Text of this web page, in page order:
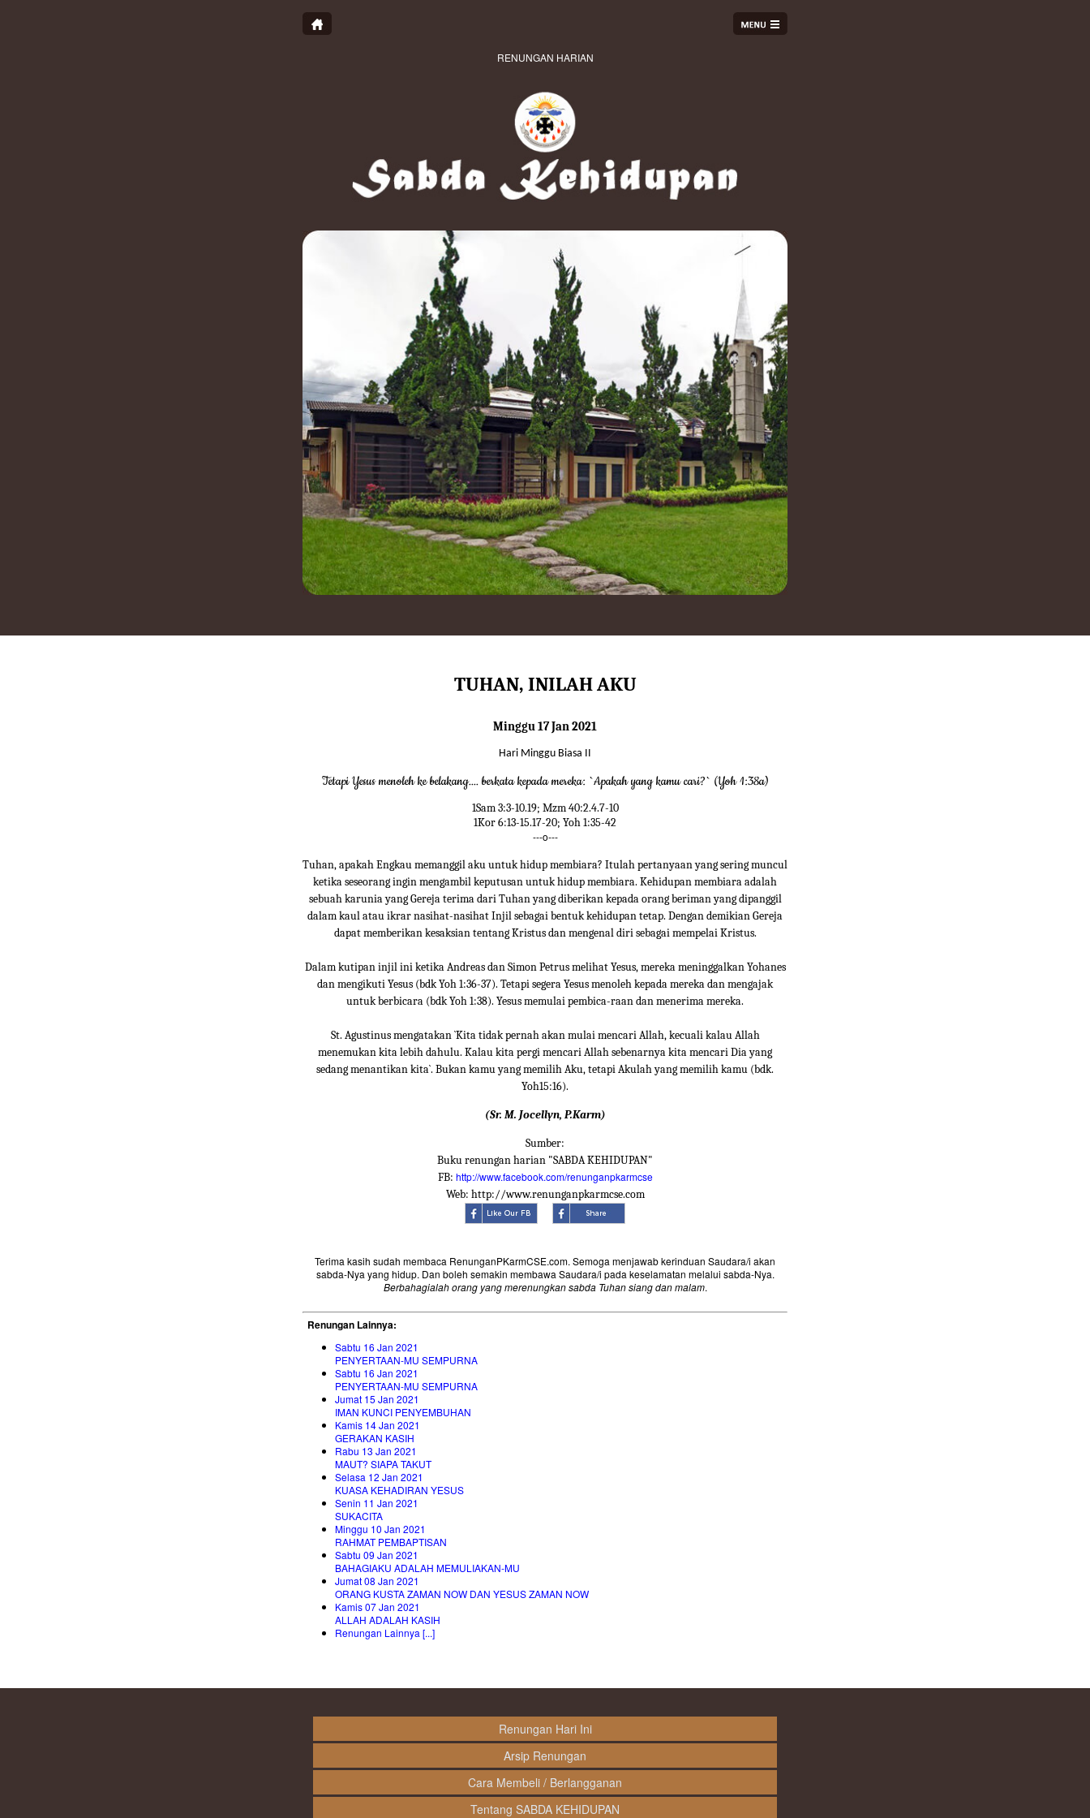
RENUNGAN HARIAN
TUHAN, INILAH AKU
Minggu 17 Jan 2021
Hari Minggu Biasa II
Tetapi Yesus menoleh ke belakang.... berkata kepada mereka: `Apakah yang kamu cari?` (Yoh 1:38a)
1Sam 3:3-10.19; Mzm 40:2.4.7-10
1Kor 6:13-15.17-20; Yoh 1:35-42
---o---
Tuhan, apakah Engkau memanggil aku untuk hidup membiara? Itulah pertanyaan yang sering muncul
ketika seseorang ingin mengambil keputusan untuk hidup membiara. Kehidupan membiara adalah
sebuah karunia yang Gereja terima dari Tuhan yang diberikan kepada orang beriman yang dipanggil
dalam kaul atau ikrar nasihat-nasihat Injil sebagai bentuk kehidupan tetap. Dengan demikian Gereja
dapat memberikan kesaksian tentang Kristus dan mengenal diri sebagai mempelai Kristus.
Dalam kutipan injil ini ketika Andreas dan Simon Petrus melihat Yesus, mereka meninggalkan Yohanes
dan mengikuti Yesus (bdk Yoh 1:36-37). Tetapi segera Yesus menoleh kepada mereka dan mengajak
untuk berbicara (bdk Yoh 1:38). Yesus memulai pembica-raan dan menerima mereka.
St. Agustinus mengatakan `Kita tidak pernah akan mulai mencari Allah, kecuali kalau Allah
menemukan kita lebih dahulu. Kalau kita pergi mencari Allah sebenarnya kita mencari Dia yang
sedang menantikan kita`. Bukan kamu yang memilih Aku, tetapi Akulah yang memilih kamu (bdk.
Yoh15:16).
(Sr. M. Jocellyn, P.Karm)
Sumber:
Buku renungan harian "SABDA KEHIDUPAN"
FB: http://www.facebook.com/renunganpkarmcse
Web: http://www.renunganpkarmcse.com
Terima kasih sudah membaca RenunganPKarmCSE.com. Semoga menjawab kerinduan Saudara/i akan
sabda-Nya yang hidup. Dan boleh semakin membawa Saudara/i pada keselamatan melalui sabda-Nya.
Berbahagialah orang yang merenungkan sabda Tuhan siang dan malam.
Renungan Lainnya:
Sabtu 16 Jan 2021
PENYERTAAN-MU SEMPURNA
Sabtu 16 Jan 2021
PENYERTAAN-MU SEMPURNA
Jumat 15 Jan 2021
IMAN KUNCI PENYEMBUHAN
Kamis 14 Jan 2021
GERAKAN KASIH
Rabu 13 Jan 2021
MAUT? SIAPA TAKUT
Selasa 12 Jan 2021
KUASA KEHADIRAN YESUS
Senin 11 Jan 2021
SUKACITA
Minggu 10 Jan 2021
RAHMAT PEMBAPTISAN
Sabtu 09 Jan 2021
BAHAGIAKU ADALAH MEMULIAKAN-MU
Jumat 08 Jan 2021
ORANG KUSTA ZAMAN NOW DAN YESUS ZAMAN NOW
Kamis 07 Jan 2021
ALLAH ADALAH KASIH
Renungan Lainnya [...]
Renungan Hari Ini
Arsip Renungan
Cara Membeli / Berlangganan
Tentang SABDA KEHIDUPAN